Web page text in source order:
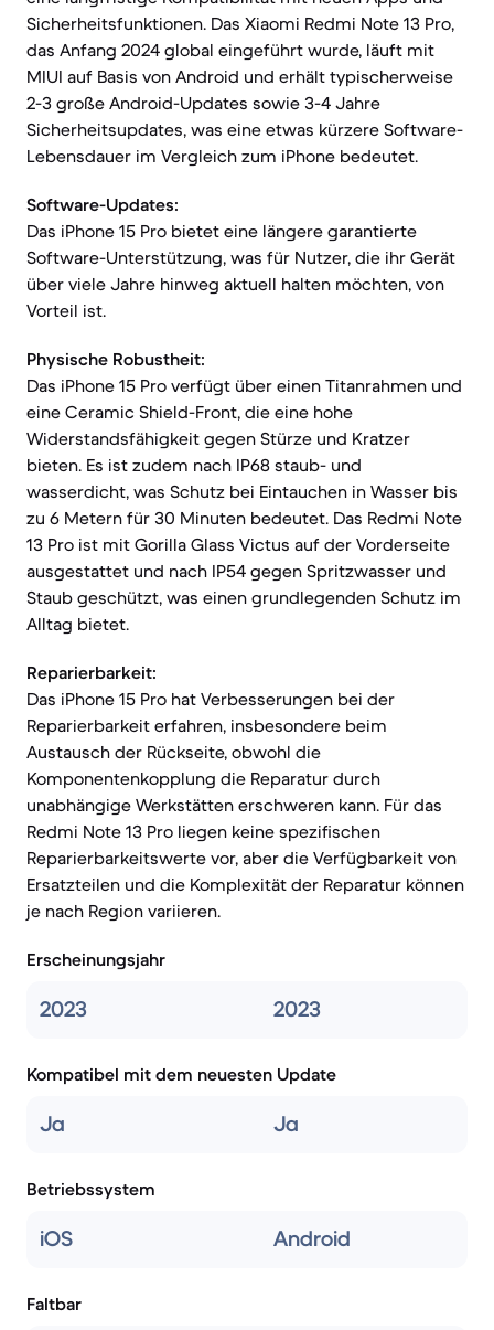
Sicherheitsfunktionen. Das Xiaomi Redmi Note 13 Pro,
das Anfang 2024 global eingeführt wurde, läuft mit
MIUI auf Basis von Android und erhält typischerweise
2-3 große Android-Updates sowie 3-4 Jahre
Sicherheitsupdates, was eine etwas kürzere Software-
Lebensdauer im Vergleich zum iPhone bedeutet.
Software-Updates:
Das iPhone 15 Pro bietet eine längere garantierte
Software-Unterstützung, was für Nutzer, die ihr Gerät
über viele Jahre hinweg aktuell halten möchten, von
Vorteil ist.
Physische Robustheit:
Das iPhone 15 Pro verfügt über einen Titanrahmen und
eine Ceramic Shield-Front, die eine hohe
Widerstandsfähigkeit gegen Stürze und Kratzer
bieten. Es ist zudem nach IP68 staub- und
wasserdicht, was Schutz bei Eintauchen in Wasser bis
zu 6 Metern für 30 Minuten bedeutet. Das Redmi Note
13 Pro ist mit Gorilla Glass Victus auf der Vorderseite
ausgestattet und nach IP54 gegen Spritzwasser und
Staub geschützt, was einen grundlegenden Schutz im
Alltag bietet.
Reparierbarkeit:
Das iPhone 15 Pro hat Verbesserungen bei der
Reparierbarkeit erfahren, insbesondere beim
Austausch der Rückseite, obwohl die
Komponentenkopplung die Reparatur durch
unabhängige Werkstätten erschweren kann. Für das
Redmi Note 13 Pro liegen keine spezifischen
Reparierbarkeitswerte vor, aber die Verfügbarkeit von
Ersatzteilen und die Komplexität der Reparatur können
je nach Region variieren.
Erscheinungsjahr
2023 2023
Kompatibel mit dem neuesten Update
Ja Ja
Betriebssystem
iOS Android
Faltbar